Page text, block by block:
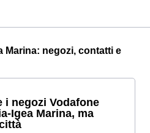
Marina: negozi, contatti e
i negozi Vodafone
Igea Marina, ma